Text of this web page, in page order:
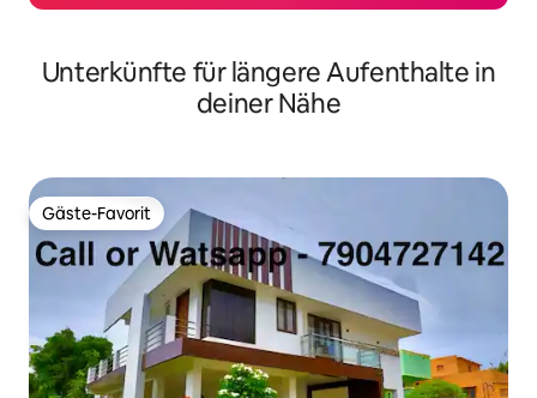
Unterkünfte für längere Aufenthalte in
deiner Nähe
Gäste-Favorit
Gäste-Favorit